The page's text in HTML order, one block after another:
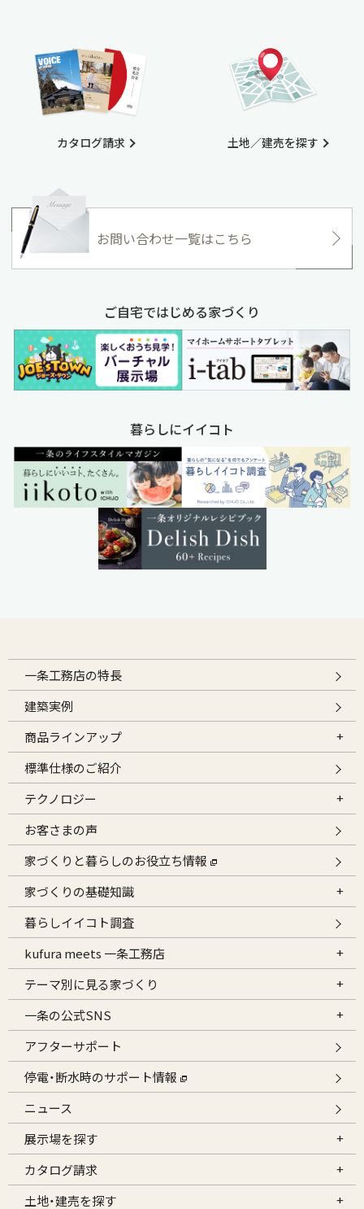
カタログ請求 土地／建売を探す
お問い合わせ一覧はこちら
ご自宅ではじめる家づくり
暮らしにイイコト
一条工務店の特長
建築実例
商品ラインアップ
標準仕様のご紹介
テクノロジー
お客さまの声
家づくりと暮らしのお役立ち情報
家づくりの基礎知識
暮らしイイコト調査
kufura meets 一条工務店
テーマ別に見る家づくり
一条の公式SNS
アフターサポート
停電・断水時のサポート情報
ニュース
展示場を探す
カタログ請求
土地・建売を探す